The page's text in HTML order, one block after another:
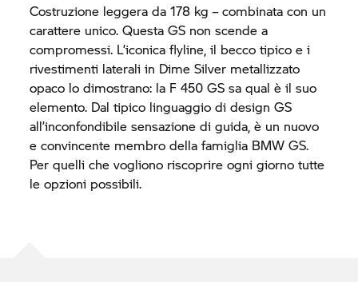
Costruzione leggera da 178 kg – combinata con un
carattere unico. Questa GS non scende a
compromessi. L’iconica flyline, il becco tipico e i
rivestimenti laterali in Dime Silver metallizzato
opaco lo dimostrano: la F 450 GS sa qual è il suo
elemento. Dal tipico linguaggio di design GS
all’inconfondibile sensazione di guida, è un nuovo
e convincente membro della famiglia BMW GS.
Per quelli che vogliono riscoprire ogni giorno tutte
le opzioni possibili.